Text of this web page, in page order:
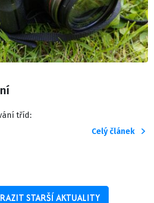
tříd:
Celý článek
STARŠÍ AKTUALITY